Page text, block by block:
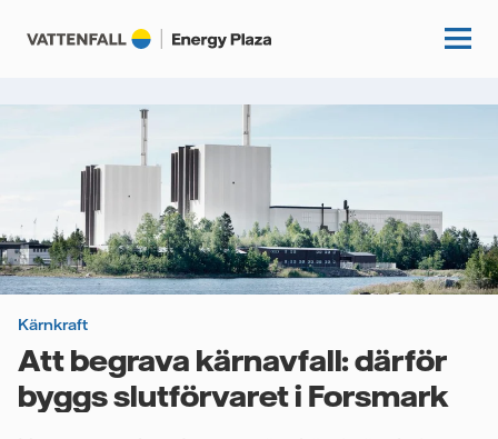
Kunskapshubb
Fördjupning
Guider
Artiklar
Krönikor
Podcasts
Event
Om oss
Kärnkraft
Att begrava kärnavfall: därför
byggs slutförvaret i Forsmark